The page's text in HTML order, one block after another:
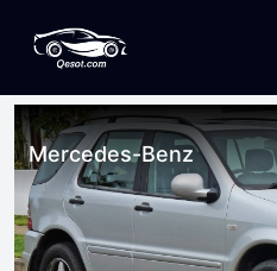
Mercedes-Benz